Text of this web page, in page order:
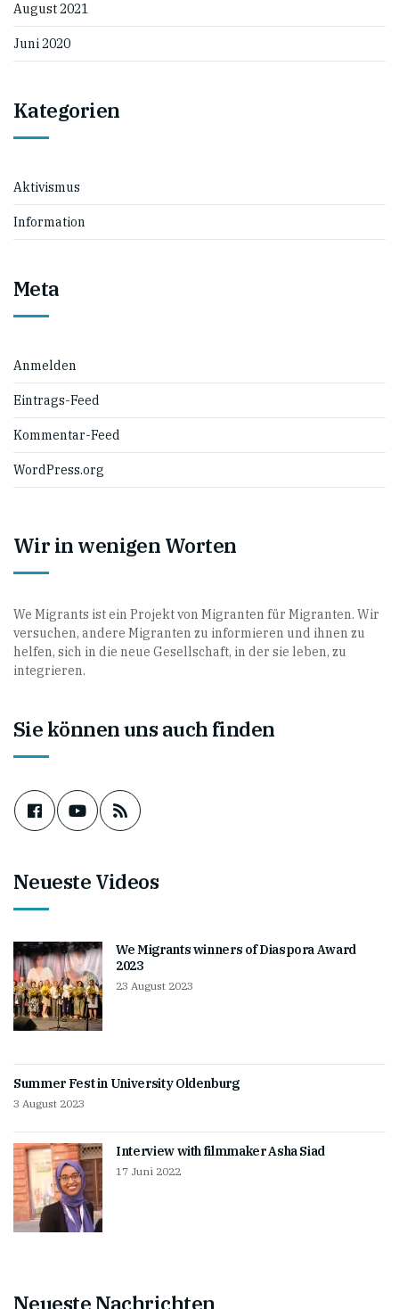
August 2021
Juni 2020
Kategorien
Aktivismus
Information
Meta
Anmelden
Eintrags-Feed
Kommentar-Feed
WordPress.org
Wir in wenigen Worten
We Migrants ist ein Projekt von Migranten für Migranten. Wir
versuchen, andere Migranten zu informieren und ihnen zu
helfen, sich in die neue Gesellschaft, in der sie leben, zu
integrieren.
Sie können uns auch finden
Neueste Videos
We Migrants winners of Diaspora Award
2023
23 August 2023
Summer Fest in University Oldenburg
3 August 2023
Interview with filmmaker Asha Siad
17 Juni 2022
Neueste Nachrichten